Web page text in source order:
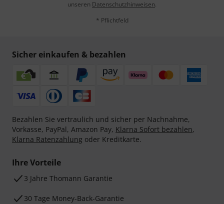
unseren Datenschutzhinweisen.
* Pflichtfeld
Sicher einkaufen & bezahlen
Bezahlen Sie vertraulich und sicher per Nachnahme,
Vorkasse, PayPal, Amazon Pay, Klarna Sofort bezahlen,
Klarna Ratenzahlung oder Kreditkarte.
Ihre Vorteile
3 Jahre Thomann Garantie
30 Tage Money-Back-Garantie